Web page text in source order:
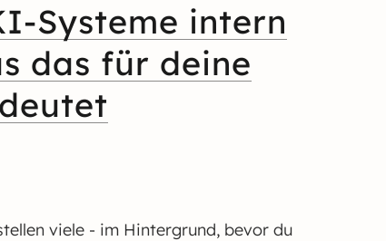
Systeme intern
das für deine
viele - im Hintergrund, bevor du